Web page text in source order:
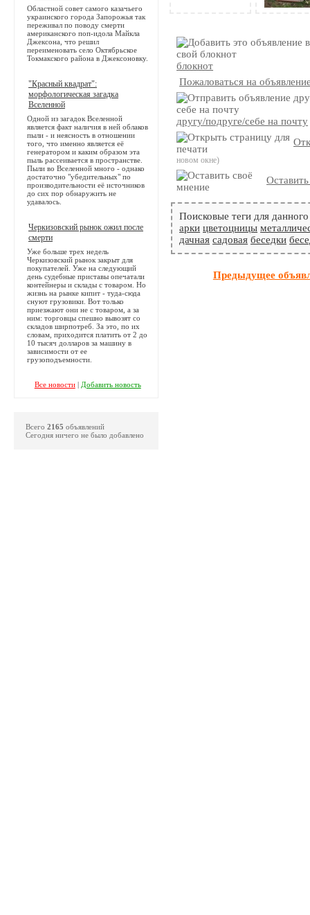
блокнот
Пожаловаться на
другу/подруге/себе на почту
новом окне)
Поисковые теги для
арки цветоцницы
дачная садовая беседки
Предыдущее
Областной совет самого казачьего
украинского города Запорожья так
переживал по поводу смерти
американского поп-идола Майкла
Джексона, что решил
переименовать село Октябрьское
Токмакского района в Джексоновку.
"Красный квадрат":
морфологическая загадка
Вселенной
Одной из загадок Вселенной
является факт наличия в ней облаков
пыли - и неясность в отношении
того, что именно является её
генератором и каким образом эта
пыль рассеивается в пространстве.
Пыли во Вселенной много - однако
достаточно "убедительных" по
производительности её источников
до сих пор обнаружить не
удавалось.
Черкизовский рынок ожил после
смерти
Уже больше трех недель
Черкизовский рынок закрыт для
покупателей. Уже на следующий
день судебные приставы опечатали
контейнеры и склады с товаром. Но
жизнь на рынке кипит - туда-сюда
снуют грузовики. Вот только
приезжают они не с товаром, а за
ним: торговцы спешно вывозят со
складов ширпотреб. За это, по их
словам, приходится платить от 2 до
10 тысяч долларов за машину в
зависимости от ее
грузоподъемности.
Все новости| Добавить новость
Всего 2165 объявлений
Сегодня ничего не было добавлено